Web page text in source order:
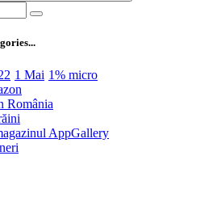
1 Mai 1% micro
România
AppGallery